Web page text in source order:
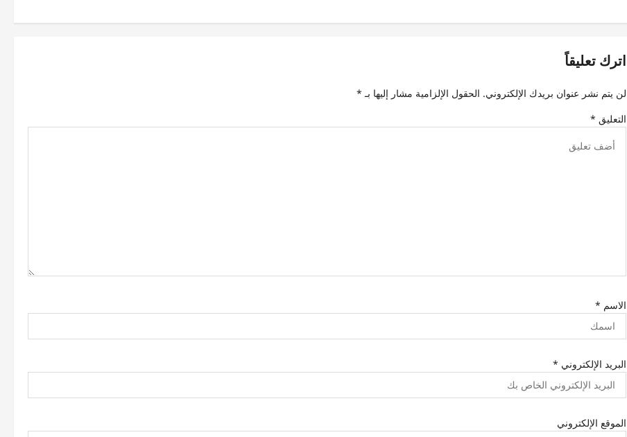
ا
ق
اترك تعليقاً
لن يتم نشر عنوان بريدك الإلكتروني. الحقول الإلزامية مشار إليها بـ *
التعليق *
الاسم *
البريد الإلكتروني *
الموقع الإلكتروني